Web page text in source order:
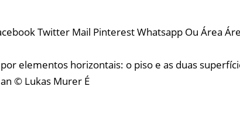
Twitter Mail Pinterest Whatsapp Ou Área
elementos horizontais: o piso e as duas
© Lukas Murer É